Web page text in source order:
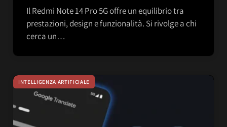
Il Redmi Note 14 Pro 5G offre un equilibrio tra
prestazioni, design e funzionalità. Si rivolge a chi
cerca un…
INTELLIGENZA ARTIFICIALE